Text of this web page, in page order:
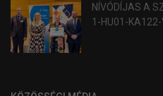
NÍVÓDÍJAS A
1-HU01-KA122-